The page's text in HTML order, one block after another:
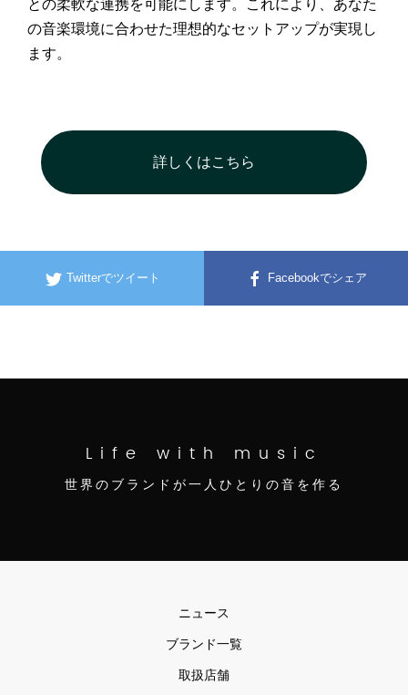
との柔軟な連携を可能にします。これにより、あなた
の音楽環境に合わせた理想的なセットアップが実現し
ます。
詳しくはこちら
Twitterでツイート Facebookでシェア
Life with music
世界のブランドが一人ひとりの音を作る
ニュース
ブランド一覧
取扱店舗